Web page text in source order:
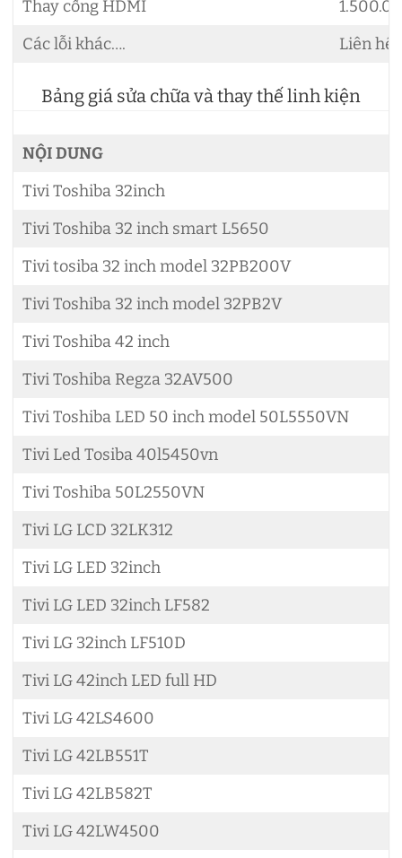
Thay cổng HDMI
Các lỗi khác….
Liên hệ
Bảng giá sửa chữa và thay thế linh kiện
NỘI DUNG
Tivi Toshiba 32inch
Tivi Toshiba 32 inch smart L5650
Tivi tosiba 32 inch model 32PB200V
Tivi Toshiba 32 inch model 32PB2V
Tivi Toshiba 42 inch
Tivi Toshiba Regza 32AV500
Tivi Toshiba LED 50 inch model 50L5550VN
Tivi Led Tosiba 40l5450vn
Tivi Toshiba 50L2550VN
Tivi LG LCD 32LK312
Tivi LG LED 32inch
Tivi LG LED 32inch LF582
Tivi LG 32inch LF510D
Tivi LG 42inch LED full HD
Tivi LG 42LS4600
Tivi LG 42LB551T
Tivi LG 42LB582T
Tivi LG 42LW4500